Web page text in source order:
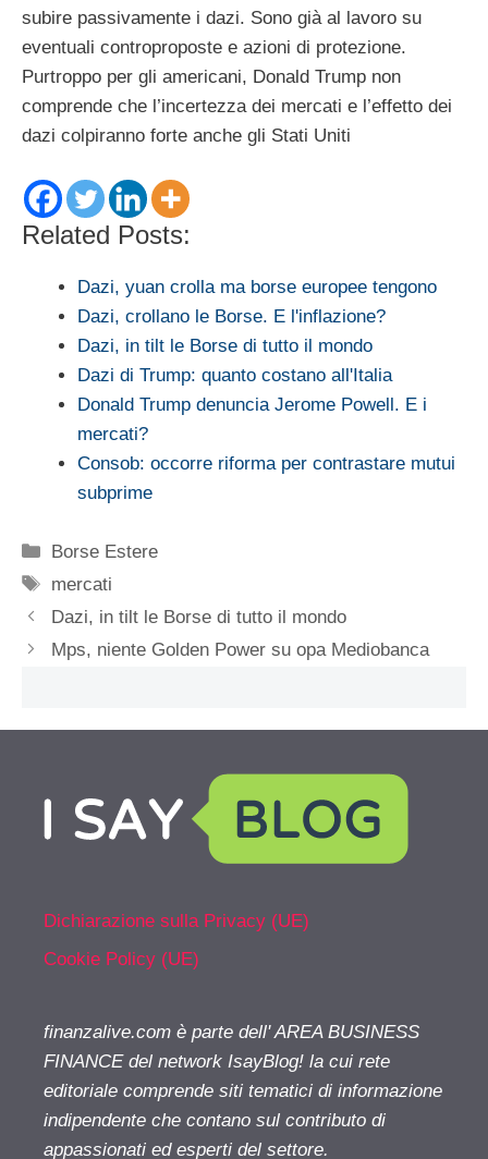
subire passivamente i dazi. Sono già al lavoro su
eventuali controproposte e azioni di protezione.
Purtroppo per gli americani, Donald Trump non
comprende che l’incertezza dei mercati e l’effetto dei
dazi colpiranno forte anche gli Stati Uniti
Related Posts:
Dazi, yuan crolla ma borse europee tengono
Dazi, crollano le Borse. E l'inflazione?
Dazi, in tilt le Borse di tutto il mondo
Dazi di Trump: quanto costano all'Italia
Donald Trump denuncia Jerome Powell. E i
mercati?
Consob: occorre riforma per contrastare mutui
subprime
Categorie
Borse Estere
Tag
mercati
Dazi, in tilt le Borse di tutto il mondo
Mps, niente Golden Power su opa Mediobanca
Dichiarazione sulla Privacy (UE)
Cookie Policy (UE)
finanzalive.com è parte dell' AREA BUSINESS
FINANCE del network IsayBlog! la cui rete
editoriale comprende siti tematici di informazione
indipendente che contano sul contributo di
appassionati ed esperti del settore.